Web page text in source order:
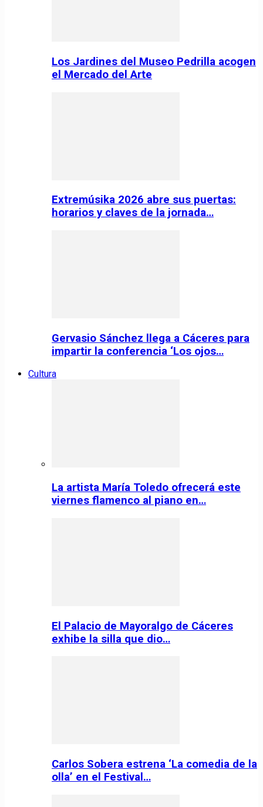
Los Jardines del Museo Pedrilla acogen
el Mercado del Arte
Extremúsika 2026 abre sus puertas:
horarios y claves de la jornada…
Gervasio Sánchez llega a Cáceres para
impartir la conferencia ‘Los ojos…
Cultura
La artista María Toledo ofrecerá este
viernes flamenco al piano en…
El Palacio de Mayoralgo de Cáceres
exhibe la silla que dio…
Carlos Sobera estrena ‘La comedia de la
olla’ en el Festival…